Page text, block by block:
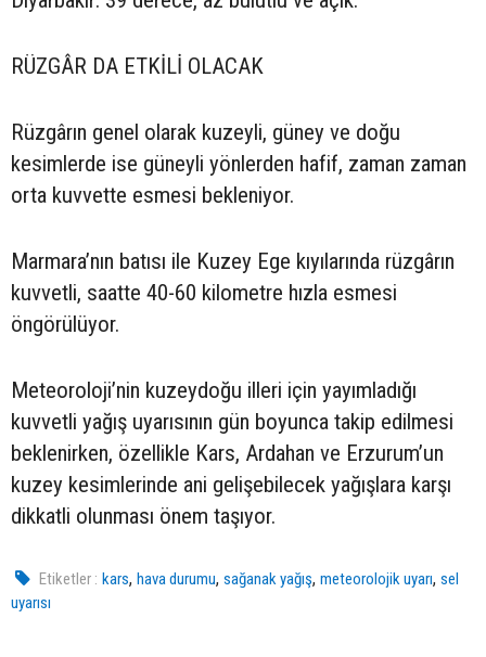
RÜZGÂR DA ETKİLİ OLACAK
Rüzgârın genel olarak kuzeyli, güney ve doğu
kesimlerde ise güneyli yönlerden hafif, zaman zaman
orta kuvvette esmesi bekleniyor.
Marmara’nın batısı ile Kuzey Ege kıyılarında rüzgârın
kuvvetli, saatte 40-60 kilometre hızla esmesi
öngörülüyor.
Meteoroloji’nin kuzeydoğu illeri için yayımladığı
kuvvetli yağış uyarısının gün boyunca takip edilmesi
beklenirken, özellikle Kars, Ardahan ve Erzurum’un
kuzey kesimlerinde ani gelişebilecek yağışlara karşı
dikkatli olunması önem taşıyor.
Etiketler : kars,hava durumu,sağanak yağış,meteorolojik uyarı,sel
uyarısı